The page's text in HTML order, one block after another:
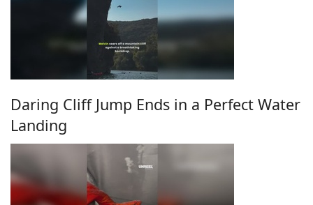
Daring Cliff Jump Ends in a Perfect Water
Landing